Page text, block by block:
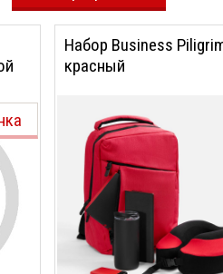
Набор Business
красный